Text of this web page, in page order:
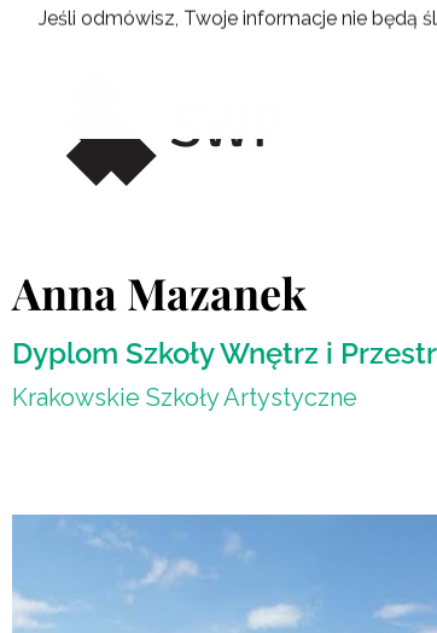
Jeśli odmówisz, Twoje informacje nie będą
Przejdź
Anna Mazanek
Dyplom Szkoły Wnętrz i
Krakowskie Szkoły Artystyczne